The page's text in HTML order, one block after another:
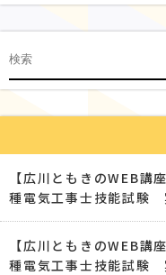
【広川ともきのWEB
種電気工事士技能試験
【広川ともきのWEB
種電気工事士技能試験